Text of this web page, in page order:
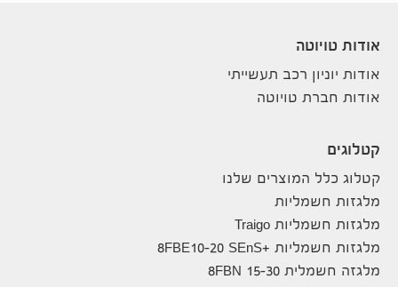
אודות טויוטה
אודות יוניון רכב תעשייתי
אודות חברת טויוטה
קטלוגים
קטלוג כלל המוצרים שלנו
מלגזות חשמליות
מלגזות חשמליות Traigo
מלגזות חשמליות +8FBE10-20 SEnS
מלגזה חשמלית 8FBN 15-30